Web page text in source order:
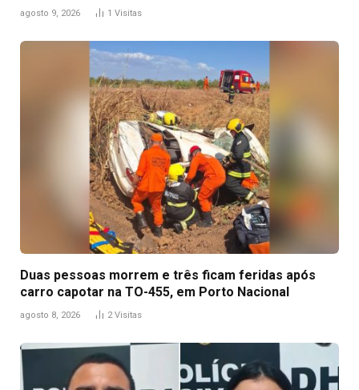
agosto 9, 2026 1 Visitas
Duas pessoas morrem e três ficam feridas após
carro capotar na TO-455, em Porto Nacional
agosto 8, 2026 2 Visitas